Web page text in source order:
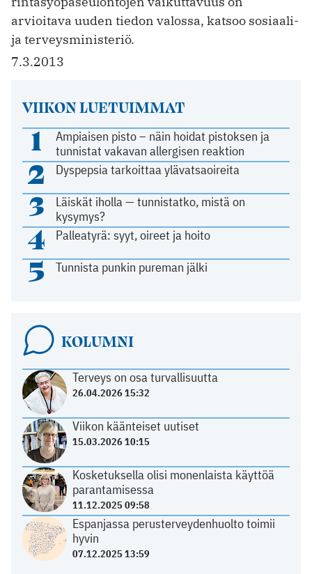
arvioitava uuden tiedon valossa, katsoo sosiaali-
ja terveysministeriö.
7.3.2013
VIIKON LUETUIMMAT
1
Ampiaisen pisto – näin hoidat pistoksen ja
tunnistat vakavan allergisen reaktion
2 Dyspepsia tarkoittaa ylävatsaoireita
3
Läiskät iholla — tunnistatko, mistä on
kysymys?
4 Palleatyrä: syyt, oireet ja hoito
5 Tunnista punkin pureman jälki
KOLUMNI
Terveys on osa turvallisuutta
26.04.2026 15:32
Viikon käänteiset uutiset
15.03.2026 10:15
Kosketuksella olisi monenlaista käyttöä
parantamisessa
11.12.2025 09:58
Espanjassa perusterveydenhuolto toimii
hyvin
07.12.2025 13:59